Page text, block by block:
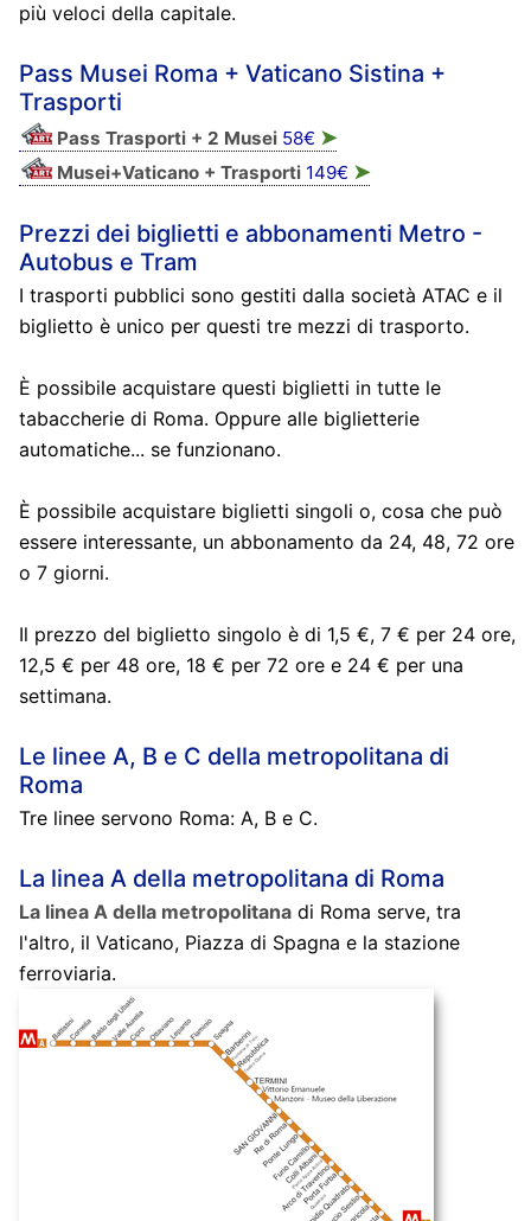
più veloci della capitale.
Pass Musei Roma + Vaticano Sistina +
Trasporti
Pass Trasporti + 2 Musei58€ ➤
Musei+Vaticano + Trasporti 149€ ➤
Prezzi dei biglietti e abbonamenti Metro -
Autobus e Tram
I trasporti pubblici sono gestiti dalla società ATAC e il
biglietto è unico per questi tre mezzi di trasporto.
È possibile acquistare questi biglietti in tutte le
tabaccherie di Roma. Oppure alle biglietterie
automatiche... se funzionano.
È possibile acquistare biglietti singoli o, cosa che può
essere interessante, un abbonamento da 24, 48, 72 ore
o 7 giorni.
Il prezzo del biglietto singolo è di 1,5 €, 7 € per 24 ore,
12,5 € per 48 ore, 18 € per 72 ore e 24 € per una
settimana.
Le linee A, B e C della metropolitana di
Roma
Tre linee servono Roma: A, B e C.
La linea A della metropolitana di Roma
La linea A della metropolitanadi Roma serve, tra
l'altro, il Vaticano, Piazza di Spagna e la stazione
ferroviaria.